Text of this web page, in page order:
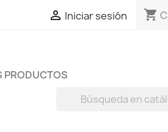
 Iniciar sesión shopping_cart
PRODUCTOS